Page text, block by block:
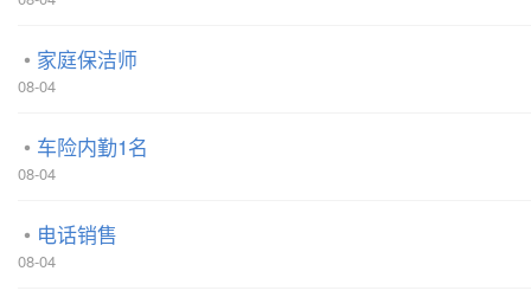
家庭保洁师
08-04
车险内勤1名
08-04
电话销售
08-04